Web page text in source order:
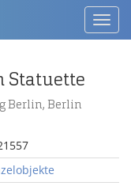
Statuette
Berlin, Berlin